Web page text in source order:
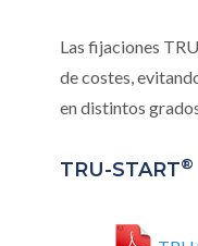
Las fijaciones
de costes,
en distintos
TRU-START®